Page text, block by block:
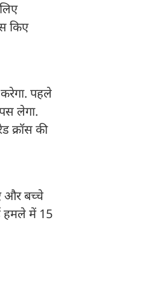
किए
पहले
लेगा.
क्रॉस की
और बच्चे
हमले में 15